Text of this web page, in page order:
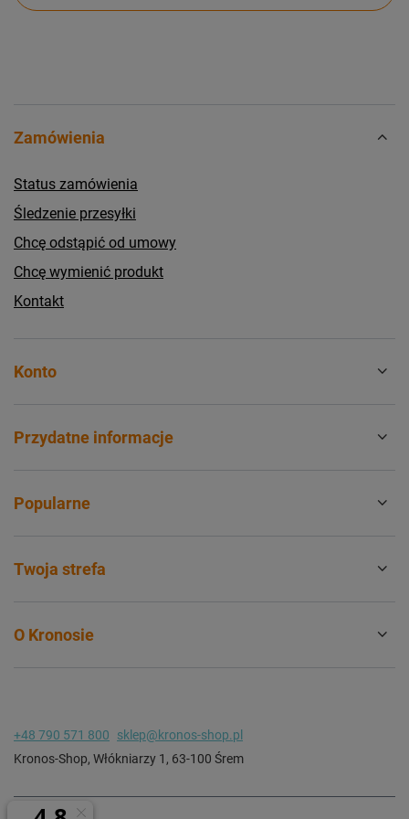
Zamówienia
Status zamówienia
Śledzenie przesyłki
Chcę odstąpić od umowy
Chcę wymienić produkt
Kontakt
Konto
Przydatne informacje
Popularne
Twoja strefa
O Kronosie
+48 790 571 800
sklep@kronos-shop.pl
Kronos-Shop, Włókniarzy 1 , 63-100 Śrem